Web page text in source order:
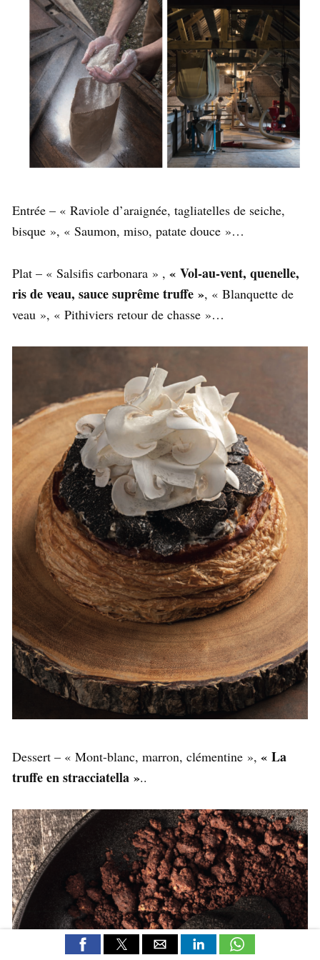
Entrée – « Raviole d’araignée, tagliatelles de seiche,
bisque », « Saumon, miso, patate douce »…
Plat – « Salsifis carbonara » , « Vol-au-vent, quenelle,
ris de veau, sauce suprême truffe », « Blanquette de
veau », « Pithiviers retour de chasse »…
Dessert – « Mont-blanc, marron, clémentine », « La
truffe en stracciatella »..